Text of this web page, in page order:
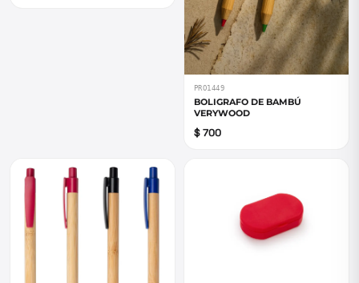
PRO1449
BOLIGRAFO DE BAMBÚ
VERYWOOD
$ 700